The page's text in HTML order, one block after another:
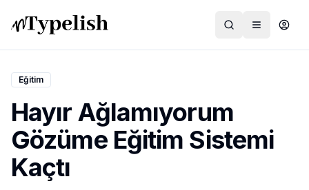
Dünya
Film ve Dizi
Kültür ve Sanat
Eğitim
Hayır Ağlamıyorum
Gözüme Eğitim Sistemi
Kaçtı